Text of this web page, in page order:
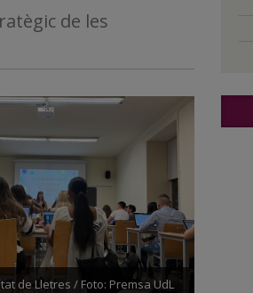
de les
de Lletres / Foto: Premsa UdL